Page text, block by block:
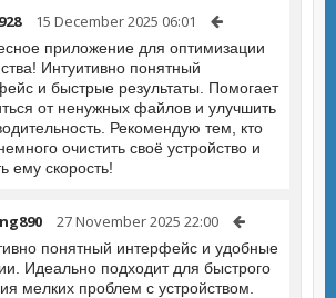
15 December 2025 06:01
приложение для оптимизации
Интуитивно понятный
и быстрые результаты. Помогает
от ненужных файлов и улучшить
Рекомендую тем, кто
очистить своё устройство и
ему скорость!
27 November 2025 22:00
понятный интерфейс и удобные
Идеально подходит для быстрого
мелких проблем с устройством.